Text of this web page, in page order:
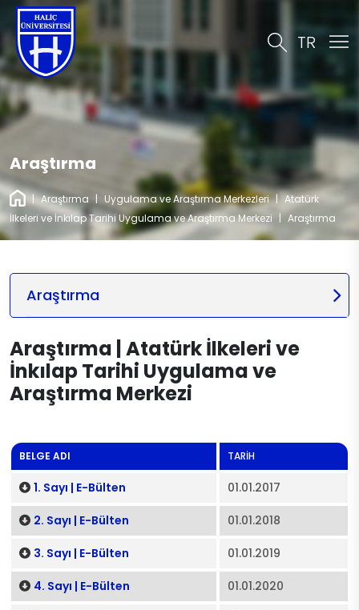
TR
Araştırma
| Araştırma | Uygulama ve Araştırma Merkezleri | Atatürk
İlkeleri ve İnkılap Tarihi Uygulama ve Araştırma Merkezi | Araştırma
Araştırma
Araştırma | Atatürk İlkeleri ve
İnkılap Tarihi Uygulama ve
Araştırma Merkezi
BELGE ADI TARİH
1. Sayı | E-Bülten 01.01.2017
2. Sayı | E-Bülten 01.01.2018
3. Sayı | E-Bülten 01.01.2019
4. Sayı | E-Bülten 01.01.2020